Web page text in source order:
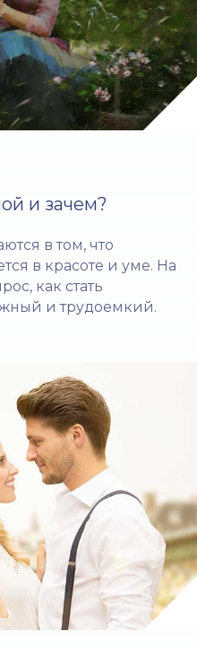
и зачем?
в том, что
в красоте и уме. На
как стать
и трудоемкий.